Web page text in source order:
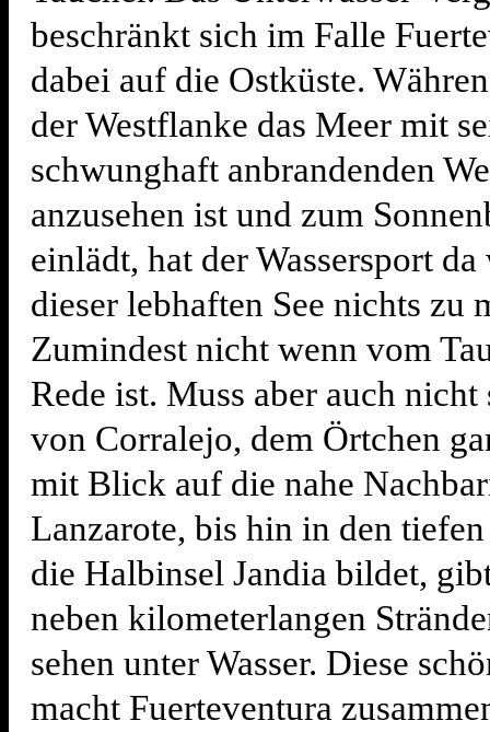
beschränkt sich im Falle
dabei auf die Ostküste.
der Westflanke das Meer mit
schwunghaft anbrandenden
anzusehen ist und zum
einlädt, hat der Wassersport da
dieser lebhaften See nichts zu
Zumindest nicht wenn vom
Rede ist. Muss aber auch nicht
von Corralejo, dem Örtchen
mit Blick auf die nahe
Lanzarote, bis hin in den
die Halbinsel Jandia bildet,
neben kilometerlangen
sehen unter Wasser. Diese
macht Fuerteventura